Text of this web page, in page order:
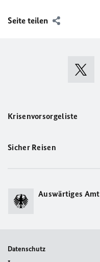
Seite teilen
Krisenvorsorgeliste
Sicher Reisen
Auswärtiges Amt
Datenschutz